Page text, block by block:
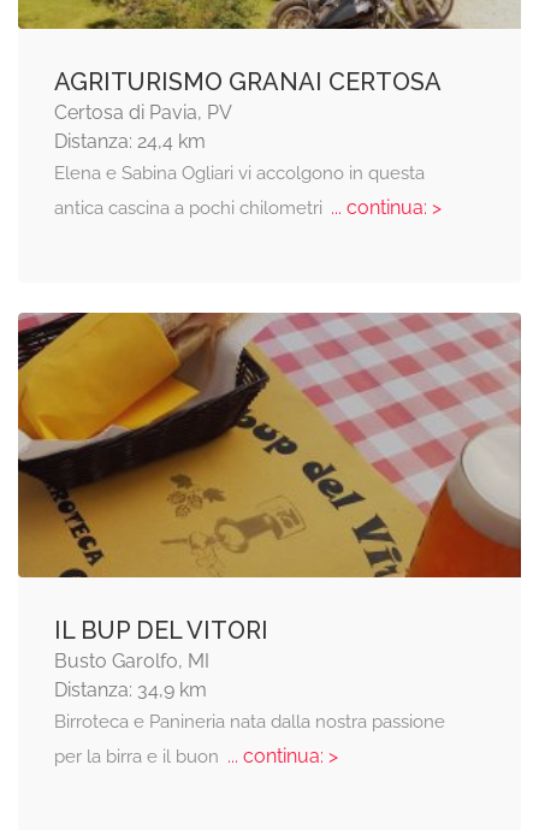
AGRITURISMO GRANAI CERTOSA
Certosa di Pavia, PV
Distanza: 24,4 km
Elena e Sabina Ogliari vi accolgono in questa
antica cascina a pochi chilometri ... continua: >
IL BUP DEL VITORI
Busto Garolfo, MI
Distanza: 34,9 km
Birroteca e Panineria nata dalla nostra passione
per la birra e il buon ... continua: >